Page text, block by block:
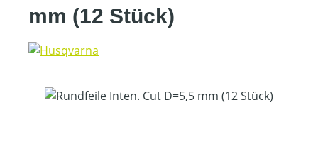
mm (12 Stück)
Bildergalerie überspringen